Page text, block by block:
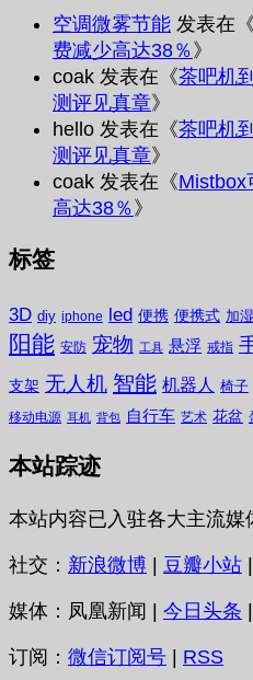
空调微雾节能 发表在《
费减少高达38％ 》
coak 发表在《茶吧机
测评见真章》
hello 发表在《茶吧机
测评见真章》
coak 发表在《Mistbox
高达38％ 》
标签
3D diy iphone led 便携 便携式 加
阳能 安防 宠物 工具 悬浮 戒指
支架 无人机 智能 机器人 椅子
移动电源 耳机 背包 自行车 艺术 花盆
本站踪迹
本站内容已入驻各大主流媒
社交： 新浪微博 | 豆瓣小站 |
媒体：凤凰新闻 | 今日头条
订阅： 微信订阅号 | RSS